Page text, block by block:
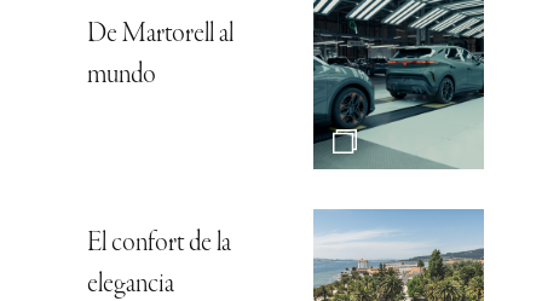
De Martorell al
mundo
El confort de la
elegancia